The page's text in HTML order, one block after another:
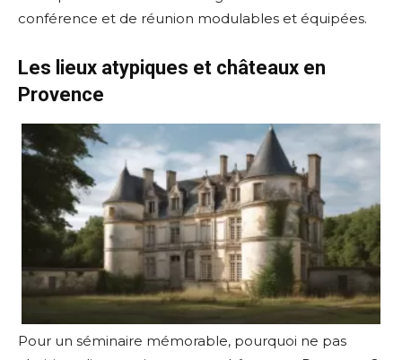
conférence et de réunion modulables et équipées.
Les lieux atypiques et châteaux en
Provence
Pour un séminaire mémorable, pourquoi ne pas